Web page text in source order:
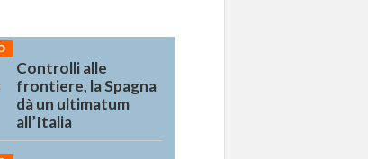
Controlli alle
frontiere, la Spagna
dà un ultimatum
all’Italia